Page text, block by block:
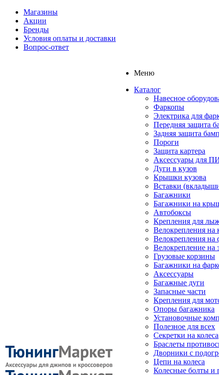
Магазины
Акции
Бренды
Условия оплаты и доставки
Вопрос-ответ
Меню
Каталог
Навесное
Фаркопы
Электрика для
Передняя защита
Задняя защита
Пороги
Защита картера
Аксессуары для
Дуги в кузов
Крышки кузова
Вставки
Багажники
Багажники на
Автобоксы
Крепления для
Велокрепления
Велокрепления на
Велокрепление на
Грузовые корзины
Багажники на
Аксессуары
Багажные дуги
Запасные части
Крепления для
Опоры багажника
Установочные
Полезное для всех
Секретки на колеса
Браслеты
Дворники с
Цепи на колеса
Колесные болты и